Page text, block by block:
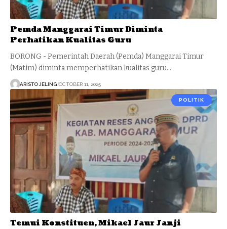
Pemda Manggarai Timur Diminta
Perhatikan Kualitas Guru
BORONG - Pemerintah Daerah (Pemda) Manggarai Timur
(Matim) diminta memperhatikan kualitas guru…
ARISTO JELING OCTOBER 11, 2025
POLITIK
Temui Konstituen, Mikael Jaur Janji